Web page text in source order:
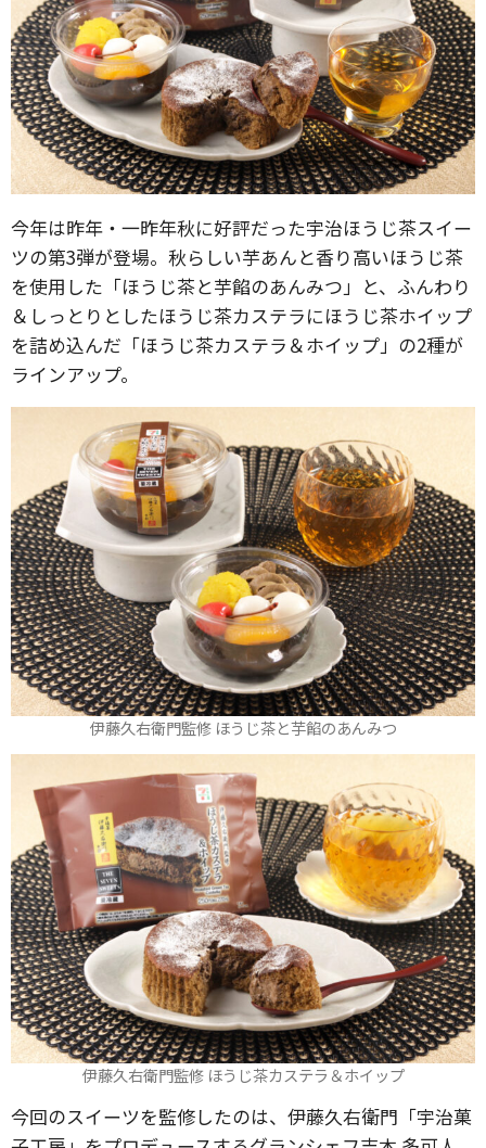
今年は昨年・一昨年秋に好評だった宇治ほうじ茶スイー
ツの第3弾が登場。秋らしい芋あんと香り高いほうじ茶
を使用した「ほうじ茶と芋餡のあんみつ」と、ふんわり
＆しっとりとしたほうじ茶カステラにほうじ茶ホイップ
を詰め込んだ「ほうじ茶カステラ＆ホイップ」の2種が
ラインアップ。
伊藤久右衛門監修 ほうじ茶と芋餡のあんみつ
伊藤久右衛門監修 ほうじ茶カステラ＆ホイップ
今回のスイーツを監修したのは、伊藤久右衛門「宇治菓